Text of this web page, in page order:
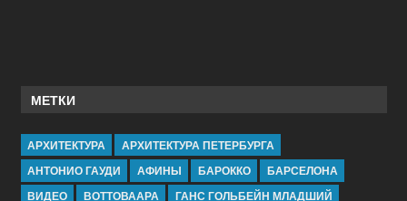
МЕТКИ
АРХИТЕКТУРА
АРХИТЕКТУРА ПЕТЕРБУРГА
АНТОНИО ГАУДИ
АФИНЫ БАРОККО
БАРСЕЛОНА
ВИДЕО
ВОТТОВААРА ГАНС ГОЛЬБЕЙН МЛАДШИЙ